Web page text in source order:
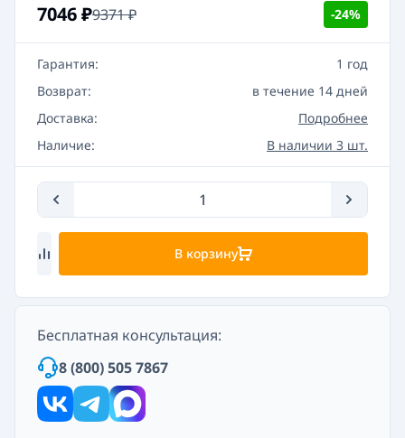
7046₽9371₽ -24%
Гарантия:
1 год
Возврат:
в течение 14 дней
Доставка:
Подробнее
Наличие:
В наличии 3 шт.
В корзину
Бесплатная консультация:
8 (800) 505 7867